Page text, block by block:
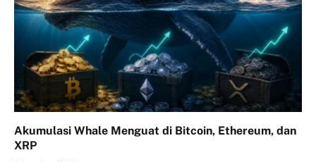
Akumulasi Whale Menguat di Bitcoin, Ethereum, dan
XRP